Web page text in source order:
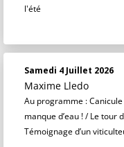
l'été
Samedi 4 Juillet 2026
Maxime Lledo
Au programme :
manque d’eau ! / Le
Témoignage d’un